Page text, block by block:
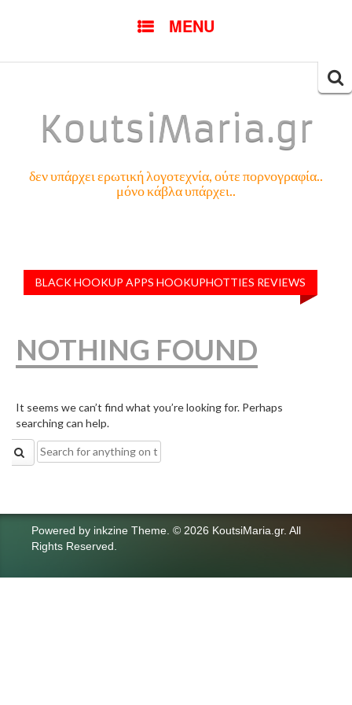
MENU
KoutsiMaria.gr
δεν υπάρχει ερωτική λογοτεχνία, ούτε πορνογραφία..
μόνο κάβλα υπάρχει..
BLACK HOOKUP APPS HOOKUPHOTTIES REVIEWS
NOTHING FOUND
It seems we can’t find what you’re looking for. Perhaps
searching can help.
Search
for:
Powered by inkzine Theme © 2026 KoutsiMaria.gr. All
Rights Reserved.